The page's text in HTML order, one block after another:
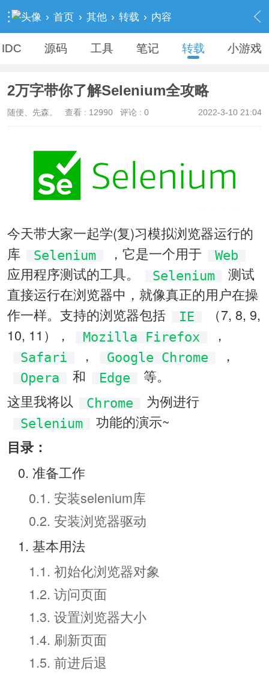
› 首页 › 其他 › 转载 › 内容
IDC 源码 工具 笔记 转载 小游戏
2万字带你了解Selenium全攻略
2022-3-10 21:04
随便、先森。 查看 : 12990评论 : 0
今天带大家一起学(复)习模拟浏览器运行的
库
Selenium ，它是一个用于 Web
应用程序测试的工具。 Selenium
测试
直接运行在浏览器中，就像真正的用户在操
作一样。支持的浏览器包括
IE
（7, 8, 9,
10, 11），
Mozilla Firefox ，
Safari ， Google Chrome ，
Opera 和 Edge
等。
这里我将以
Chrome 为例进行
Selenium
功能的演示~
目录：
0. 准备工作
0.1. 安装selenium库
0.2. 安装浏览器驱动
1. 基本用法
1.1. 初始化浏览器对象
1.2. 访问页面
1.3. 设置浏览器大小
1.4. 刷新页面
1.5. 前进后退